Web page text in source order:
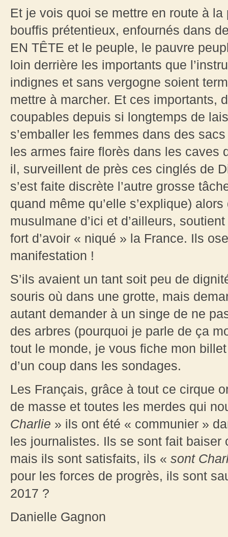
Et je vois quoi se mettre en route à
bouffis prétentieux, enfournés dans
EN TÊTE et le peuple, le pauvre
loin derrière les importants que
indignes et sans vergogne soient
mettre à marcher. Et ces importants,
coupables depuis si longtemps de
s’emballer les femmes dans des
les armes faire florès dans les caves
il, surveillent de près ces cinglés de
s’est faite discrète l’autre grosse
quand même qu’elle s’explique)
musulmane d’ici et d’ailleurs,
fort d’avoir « niqué » la France. Ils
manifestation !
S’ils avaient un tant soit peu de
souris où dans une grotte, mais
autant demander à un singe de ne
des arbres (pourquoi je parle de ça
tout le monde, je vous fiche mon
d’un coup dans les sondages.
Les Français, grâce à tout ce cirque
de masse et toutes les merdes qui
Charlie » ils ont été « communier »
les journalistes. Ils se sont fait baiser
mais ils sont satisfaits, ils « sont
pour les forces de progrès, ils sont
2017 ?
Danielle Gagnon